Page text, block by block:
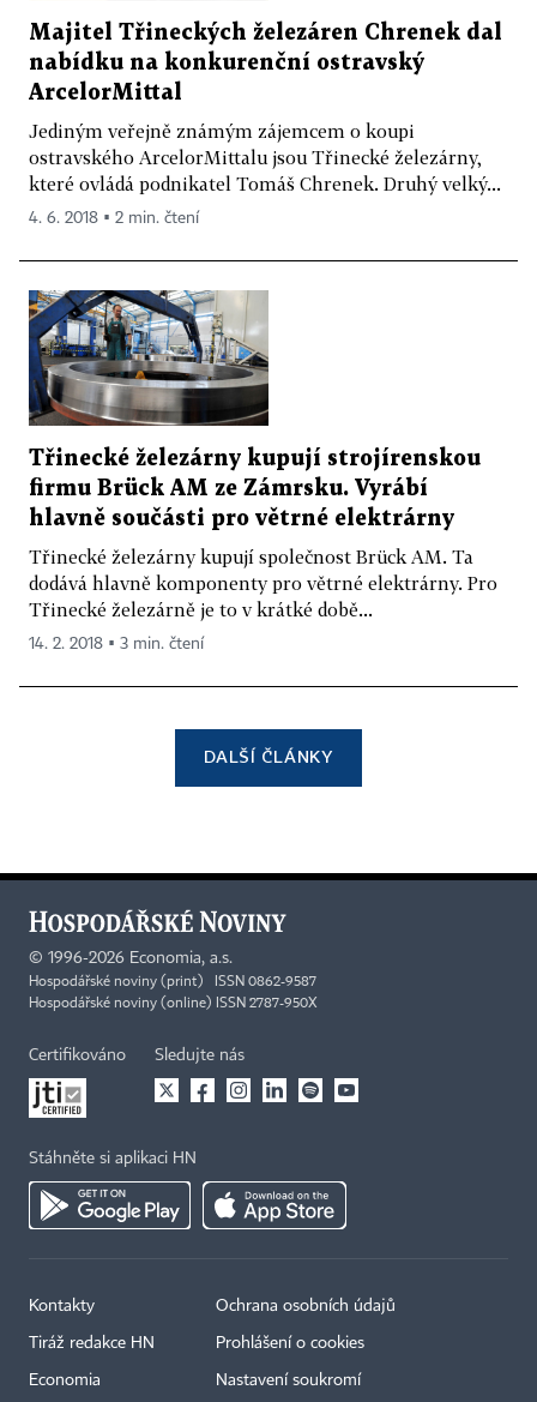
Majitel Třineckých železáren Chrenek dal
nabídku na konkurenční ostravský
ArcelorMittal
Jediným veřejně známým zájemcem o koupi
ostravského ArcelorMittalu jsou Třinecké železárny,
které ovládá podnikatel Tomáš Chrenek. Druhý velký...
4. 6. 2018 ▪ 2 min. čtení
Třinecké železárny kupují strojírenskou
firmu Brück AM ze Zámrsku. Vyrábí
hlavně součásti pro větrné elektrárny
Třinecké železárny kupují společnost Brück AM. Ta
dodává hlavně komponenty pro větrné elektrárny. Pro
Třinecké železárně je to v krátké době...
14. 2. 2018 ▪ 3 min. čtení
DALŠÍ ČLÁNKY
© 1996-2026 Economia, a.s.
Hospodářské noviny (print) ISSN 0862-9587
Hospodářské noviny (online) ISSN 2787-950X
Certifikováno Sledujte nás
Stáhněte si aplikaci HN
Kontakty
Tiráž redakce HN
Economia
Ochrana osobních údajů
Prohlášení o cookies
Nastavení soukromí